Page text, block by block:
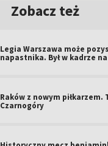
Zobacz też
Legia Warszawa może
napastnika. Był w kadrze
Raków z nowym
Czarnogóry